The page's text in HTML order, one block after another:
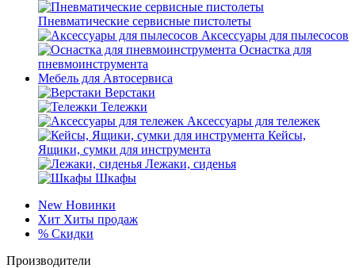
Пневматические сервисные пистолеты
Аксессуары для пылесосов
Оснастка для
пневмоинструмента
Мебель для Автосервиса
Верстаки
Тележки
Аксессуары для тележек
Кейсы,
Ящики, сумки для инструмента
Лежаки, сиденья
Шкафы
New Новинки
Хит Хиты продаж
% Скидки
Производители